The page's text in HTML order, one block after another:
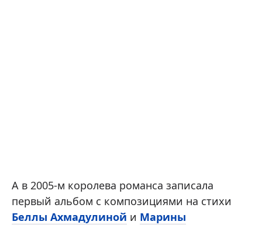
А в 2005-м королева романса записала
первый альбом с композициями на стихи
Беллы Ахмадулиной и Марины